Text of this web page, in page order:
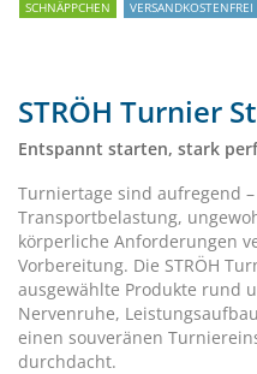
SCHNÄPPCHEN VERSANDKOSTENFREI
STRÖH Turnier
Entspannt starten, stark
Turniertage sind aufregend
Transportbelastung,
körperliche Anforderungen
Vorbereitung. Die STRÖH
ausgewählte Produkte rund
Nervenruhe,
einen souveränen
durchdacht.